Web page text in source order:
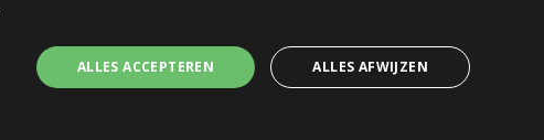
ALLES ACCEPTEREN ALLES AFWIJZEN